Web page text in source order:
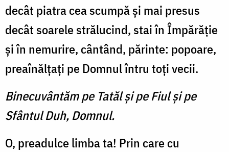
decât piatra cea scumpă şi mai presus
decât soarele strălucind, stai în Împărăţie
şi în nemurire, cântând, părinte: popoare,
preaînălţaţi pe Domnul întru toţi vecii.
Binecuvântăm pe Tatăl şi pe Fiul şi pe
Sfântul Duh, Domnul.
O, preadulce limba ta! Prin care cu